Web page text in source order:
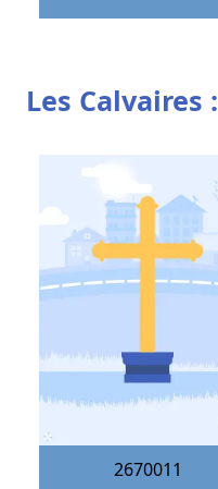
Les Calvaires :
2670011